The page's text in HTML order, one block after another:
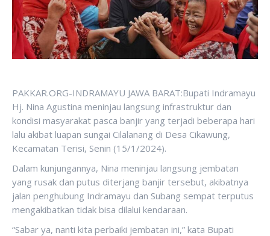
PAKKAR.ORG-INDRAMAYU JAWA BARAT:Bupati Indramayu
Hj. Nina Agustina meninjau langsung infrastruktur dan
kondisi masyarakat pasca banjir yang terjadi beberapa hari
lalu akibat luapan sungai Cilalanang di Desa Cikawung,
Kecamatan Terisi, Senin (15/1/2024).
Dalam kunjungannya, Nina meninjau langsung jembatan
yang rusak dan putus diterjang banjir tersebut, akibatnya
jalan penghubung Indramayu dan Subang sempat terputus
mengakibatkan tidak bisa dilalui kendaraan.
“Sabar ya, nanti kita perbaiki jembatan ini,” kata Bupati